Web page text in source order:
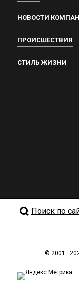
НОВОСТИ
ПРОИСШЕСТВИЯ
СТИЛЬ ЖИЗНИ
Поиск по
©